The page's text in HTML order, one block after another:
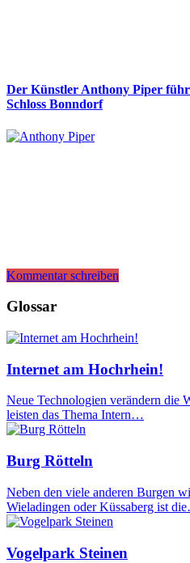
Der Künstler Anthony Piper
Schloss Bonndorf
Kommentar schreiben
Glossar
Internet am Hochrhein!
Neue Technologien verändern die
leisten das Thema Intern…
Burg Rötteln
Neben den viele anderen Burgen
Wieladingen oder Küssaberg ist
Vogelpark Steinen